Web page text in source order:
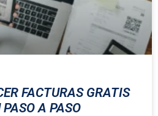
FACTURAS GRATIS
A PASO